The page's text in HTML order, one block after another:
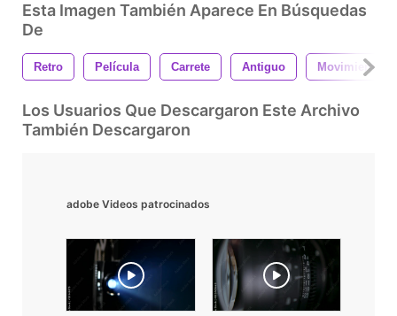
Esta Imagen También Aparece En Búsquedas
De
Retro Película Carrete Antiguo Movimiento
Los Usuarios Que Descargaron Este Archivo
También Descargaron
adobe Videos patrocinados